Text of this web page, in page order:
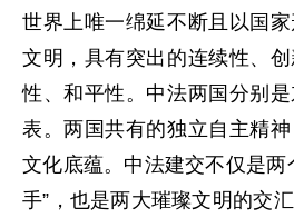
世界上唯一绵延不断且以国
文明，具有突出的连续性、
性、和平性。中法两国分别
表。两国共有的独立自主精
文化底蕴。中法建交不仅是两
手”，也是两大璀璨文明的交